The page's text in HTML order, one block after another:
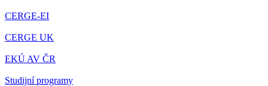
CERGE-EI
CERGE UK
EKÚ AV ČR
Studijní programy